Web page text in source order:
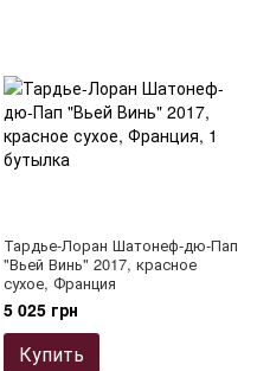
Тардье-Лоран Шатонеф-дю-Пап
"Вьей Винь" 2017, красное
сухое, Франция
5 025 грн
Купить